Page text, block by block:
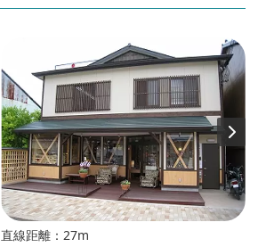
直線距離：27m